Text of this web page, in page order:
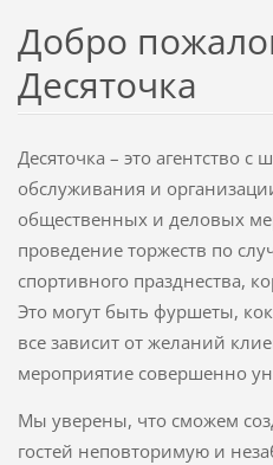
Добро
Десяточка
Десяточка – это агентство
обслуживания и
общественных и деловых
проведение торжеств по
спортивного празднества,
Это могут быть фуршеты,
все зависит от желаний
мероприятие совершенно
Мы уверены, что сможем
гостей неповторимую и